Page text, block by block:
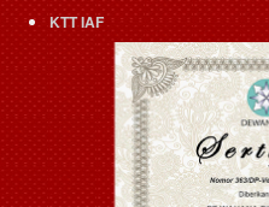
KTT IAF